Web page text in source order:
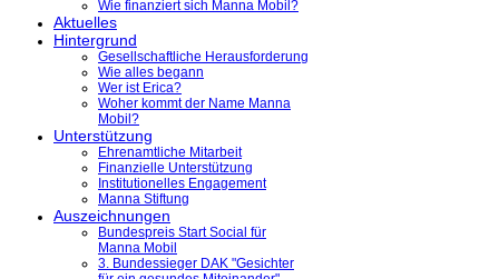
Wie finanziert sich Manna Mobil?
Aktuelles
Hintergrund
Gesellschaftliche Herausforderung
Wie alles begann
Wer ist Erica?
Woher kommt der Name Manna
Mobil?
Unterstützung
Ehrenamtliche Mitarbeit
Finanzielle Unterstützung
Institutionelles Engagement
Manna Stiftung
Auszeichnungen
Bundespreis Start Social für
Manna Mobil
3. Bundessieger DAK "Gesichter